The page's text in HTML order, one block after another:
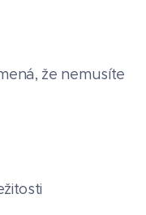
že nemusíte